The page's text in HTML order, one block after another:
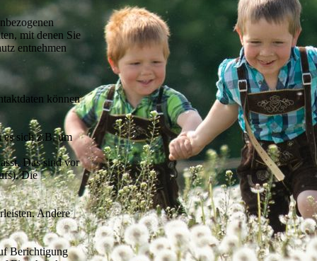
mit denen Sie
entnehmen
können
es sich z.B. um
Das sind vor
Die
Andere
Berichtigung